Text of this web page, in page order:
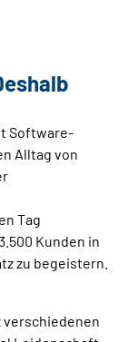
Software-
Alltag von
Tag
Kunden in
zu begeistern.
verschiedenen